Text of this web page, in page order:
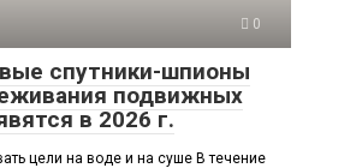
0
спутники-шпионы
подвижных
в 2026 г.
цели на воде и на суше В течение